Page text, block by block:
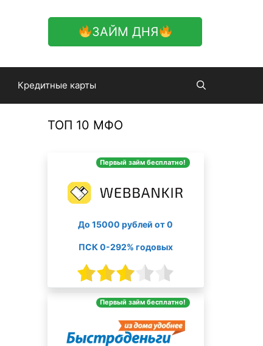
ЗАЙМ ДНЯ
Кредитные карты
ТОП 10 МФО
Первый займ бесплатно!
До 15000 рублей от 0
ПСК 0-292% годовых
Первый займ бесплатно!